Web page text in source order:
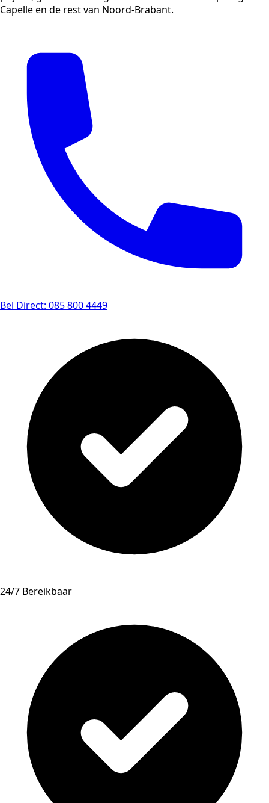
Capelle en de rest van Noord-Brabant.
Bel Direct: 085 800 4449
24/7 Bereikbaar